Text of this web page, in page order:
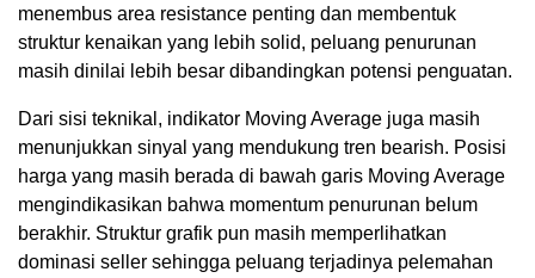
menembus area resistance penting dan membentuk
struktur kenaikan yang lebih solid, peluang penurunan
masih dinilai lebih besar dibandingkan potensi penguatan.
Dari sisi teknikal, indikator Moving Average juga masih
menunjukkan sinyal yang mendukung tren bearish. Posisi
harga yang masih berada di bawah garis Moving Average
mengindikasikan bahwa momentum penurunan belum
berakhir. Struktur grafik pun masih memperlihatkan
dominasi seller sehingga peluang terjadinya pelemahan